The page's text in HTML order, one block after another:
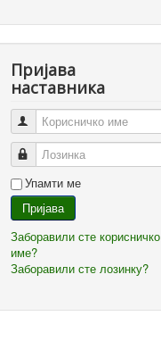
Пријава
наставника
Корисничко име
Лозинка
Упамти ме
Пријава
Заборавили сте корисничко
име?
Заборавили сте лозинку?